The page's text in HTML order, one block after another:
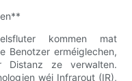
kommen mat
Benotzer erméiglechen,
Distanz ze verwalten.
wéi Infrarout (IR),